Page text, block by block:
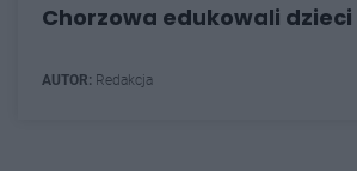
Chorzowa edukowali dzieci
AUTOR: Redakcja